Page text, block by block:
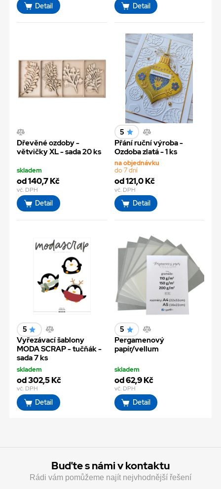
Detail Detail
Dřevěné ozdoby -
větvičky XL - sada 20 ks
skladem
od 140,7 Kč
vč. DPH
Detail
5
Přání ruční výroba -
Ozdoba zlatá - 1 ks
na objednávku
do 7 dní
od 121,0 Kč
vč. DPH
Detail
5
Vyřezávací šablony
MODA SCRAP - tučňák -
sada 7 ks
skladem
od 302,5 Kč
vč. DPH
Detail
5
Pergamenový
papír/vellum
skladem
od 62,9 Kč
vč. DPH
Detail
Buďte s námi v kontaktu
Rádi vám pomůžeme najít nejvhodnější řešení